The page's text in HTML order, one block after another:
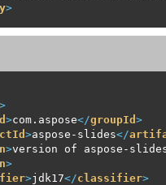
>
>
>com.aspose</groupId >
>aspose-slides</
>version of aspose-
>
>jdk17</classifier>